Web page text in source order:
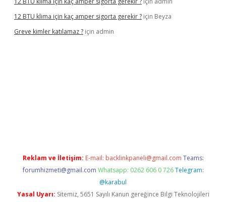
12 BTU klima için kaç amper sigorta gerekir ? için Beyza
Greve kimler katılamaz ? için admin
Reklam ve İletişim: E-mail: backlinkpaneli@gmail.com Teams:
forumhizmeti@gmail.com Whatsapp: 0262 606 0 726 Telegram:
@karabul
Yasal Uyarı: Sitemiz, 5651 Sayılı Kanun gereğince Bilgi Teknolojileri